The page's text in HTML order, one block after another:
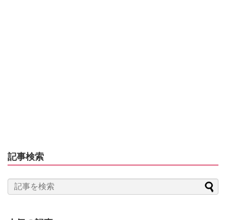
記事検索